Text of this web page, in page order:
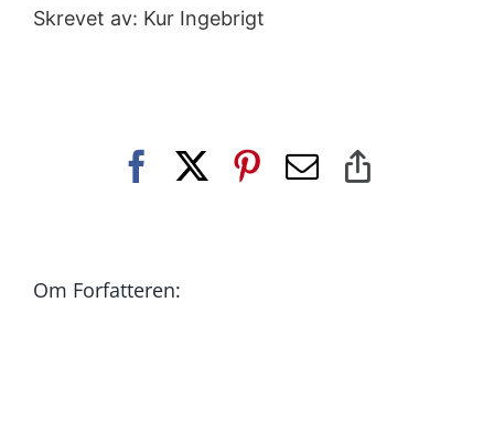
Skrevet av: Kur Ingebrigt
Facebook Pinterest
E-
Om Forfatteren: